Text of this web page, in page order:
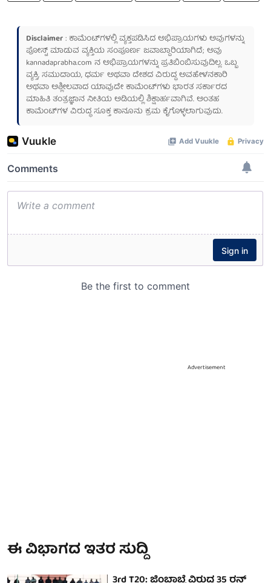
Disclaimer: ಕಾಮೆಂಟ್‌ಗಳಲ್ಲಿ ವ್ಯಕ್ತಪಡಿಸಿದ ಅಭಿಪ್ರಾಯಗಳು ಅವುಗಳನ್ನು
ಪೋಸ್ಟ್ ಮಾಡುವ ವ್ಯಕ್ತಿಯ ಸಂಪೂರ್ಣ ಜವಾಬ್ದಾರಿಯಾಗಿದೆ; ಅವು
kannadaprabha.com ನ ಅಭಿಪ್ರಾಯಗಳನ್ನು ಪ್ರತಿಬಿಂಬಿಸುವುದಿಲ್ಲ. ಒಬ್ಬ
ವ್ಯಕ್ತಿ, ಸಮುದಾಯ, ಧರ್ಮ ಅಥವಾ ದೇಶದ ವಿರುದ್ಧ ಅವಹೇಳನಕಾರಿ
ಅಥವಾ ಅಶ್ಲೀಲವಾದ ಯಾವುದೇ ಕಾಮೆಂಟ್‌ಗಳು ಭಾರತ ಸರ್ಕಾರದ
ಮಾಹಿತಿ ತಂತ್ರಜ್ಞಾನ ನೀತಿಯ ಅಡಿಯಲ್ಲಿ ಶಿಕ್ಷಾರ್ಹವಾಗಿವೆ. ಅಂತಹ
ಕಾಮೆಂಟ್‌ಗಳ ವಿರುದ್ಧ ಸೂಕ್ತ ಕಾನೂನು ಕ್ರಮ ಕೈಗೊಳ್ಳಲಾಗುವುದು.
Advertisement
ಈ ವಿಭಾಗದ ಇತರ ಸುದ್ದಿ